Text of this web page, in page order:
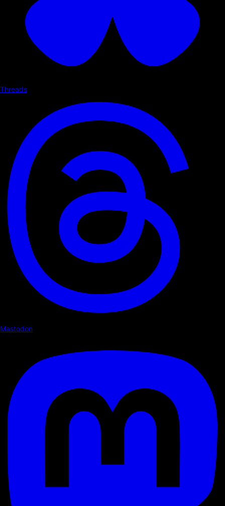
Threads
Mastodon